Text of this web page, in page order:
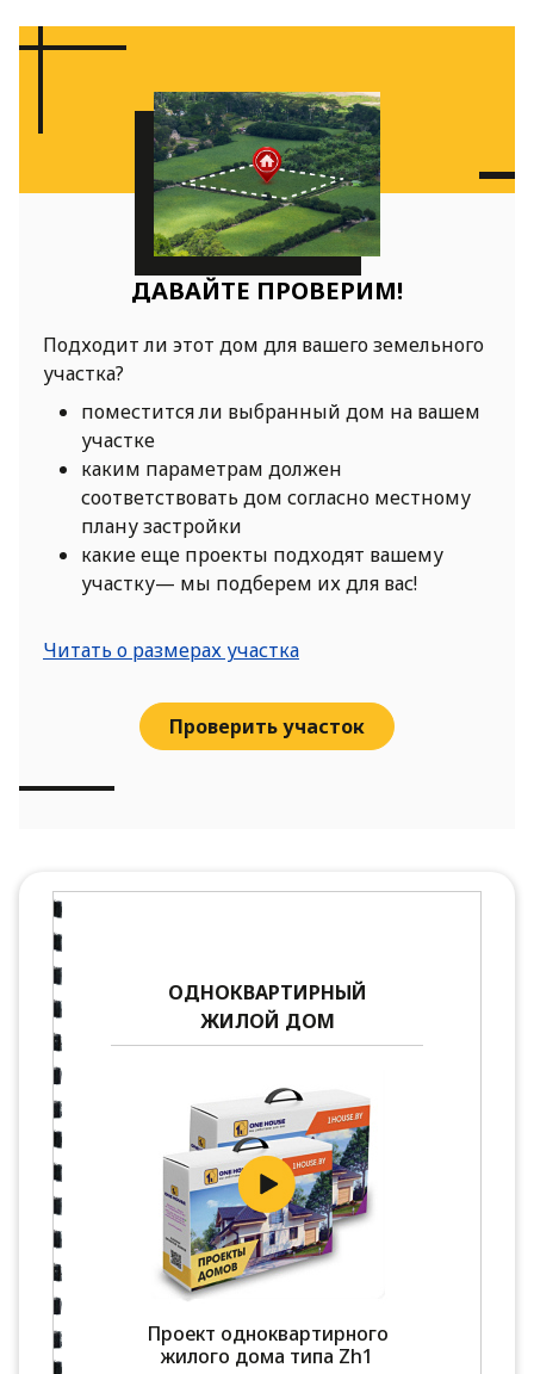
ДАВАЙТЕ ПРОВЕРИМ!
Подходит ли этот дом для вашего земельного
участка?
поместится ли выбранный дом на вашем
участке
каким параметрам должен
соответствовать дом согласно местному
плану застройки
какие еще проекты подходят вашему
участку— мы подберем их для вас!
Читать о размерах участка
Проверить участок
ОДНОКВАРТИРНЫЙ
ЖИЛОЙ ДОМ
Проект одноквартирного
жилого дома типа Zh1